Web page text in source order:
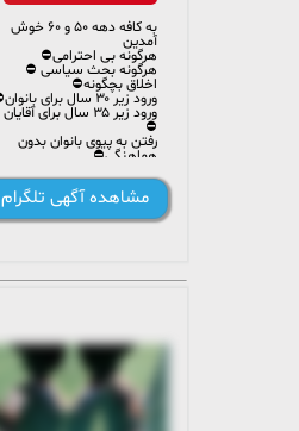
به کافه دهه ۵۰ و ۶۰ خوش
آمدین
هرگونه بی احترامی⛔
هرگونه بحث سیاسی ⛔
اخلاق بچگونه⛔
ورود زیر ۳۰ سال برای بانوان⛔
ورود زیر ۳۵ سال برای آقایان
⛔
رفتن به پیوی بانوان بدون
هماهنگی⛔
الزامیست✖️
مشاهده آگهی تلگرام